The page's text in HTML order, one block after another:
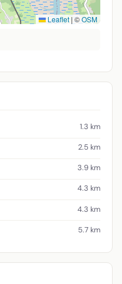
Leaflet|©OSM
1.3 km
2.5 km
3.9 km
4.3 km
4.3 km
5.7 km